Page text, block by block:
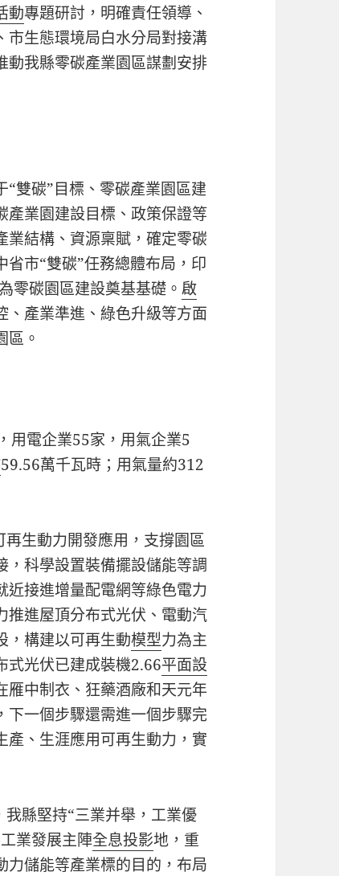
動專題研討，明確責任領導、
市生態環境局白水分局對接溝
動我縣零碳產業園區謀劃安排
雙碳”目標、零碳產業園區建
產業園建設目標、政策保證等
業結構、資源稟賦，確定零碳
省市“雙碳”任務總體布局，印
零碳園區建設奠基基礎。啟
、產業準進、綠色升級等方面
區。
用電企業55家，用氣企業5
59.56萬千瓦時；用氣量約312
生動力開發應用，支撐園區
，科學設置裝備擺設儲能等調
近接進增量配電網等綠色電力
推進屋頂分布式光伏、電動汽
，構建以可再生動模型力為主
式光伏已建成裝機2.66平面設
雁中制衣、狂藥酒廠和天元年
下一個步驟還需進一個步驟完
產、生涯應用可再生動力，實
我縣堅持“三業并舉，工業優
業發展主陣全息投影地，重
力儲能等產業標的目的，布局